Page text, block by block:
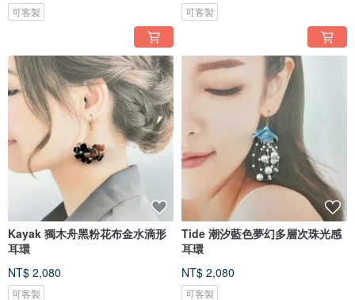
可客製 可客製
Kayak 獨木舟黑粉花布金水滴形
耳環
NT$ 2,080
可客製
Tide 潮汐藍色夢幻多層次珠光感
耳環
NT$ 2,080
可客製